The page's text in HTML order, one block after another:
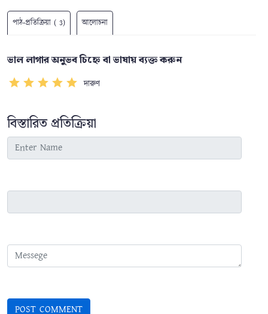
পাঠ-প্রতিক্রিয়া ( 3) আলোচনা
ভাল লাগার অনুভব চিহ্নে বা ভাষায় ব্যক্ত করুন
দারুণ
বিস্তারিত প্রতিক্রিয়া